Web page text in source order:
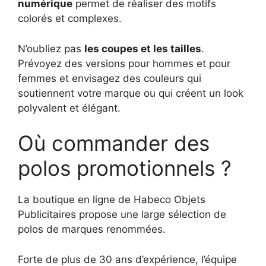
numérique permet de réaliser des motifs
colorés et complexes.
N’oubliez pas les coupes et les tailles.
Prévoyez des versions pour hommes et pour
femmes et envisagez des couleurs qui
soutiennent votre marque ou qui créent un look
polyvalent et élégant.
Où commander des
polos promotionnels ?
La boutique en ligne de Habeco Objets
Publicitaires propose une large sélection de
polos de marques renommées.
Forte de plus de 30 ans d’expérience, l’équipe